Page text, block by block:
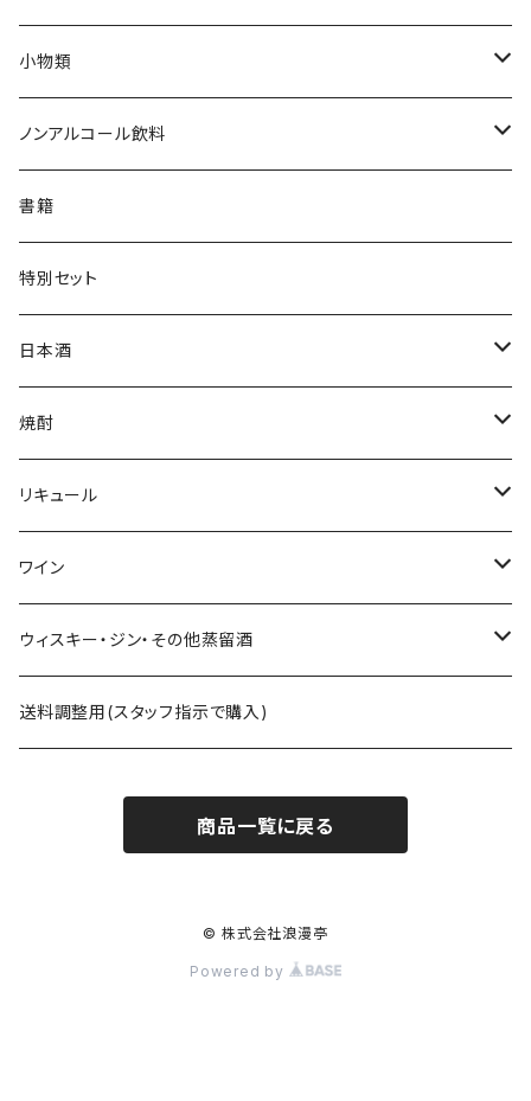
Tシャツ
ジャンパー
帽子・ニット帽
タオル・トートバッグ
小物類
枡
絵馬
キーホルダー
ミニゼッケン
ノンアルコール飲料
水
サイダー
甘酒
天然炭酸水
書籍
特別セット
日本酒
シェフヒロ×市野屋
浪漫亭企画商品
八戸酒造 陸奥八仙
六花酒造 杜來
米鶴酒造 米鶴
月の輪酒造 月の輪
焼酎
ｻｸﾗｵﾌﾞﾙﾜﾘｰ ダルマ焼酎
尾鈴山蒸留所 山ねこ 山猿 山翡翠 など
西酒造 宝山シリーズ 一粒の麦 など
黒木本店 中々 㐂六 など
四ツ谷酒造 兼八 など
リキュール
ｻｸﾗｵﾌﾞﾙﾜﾘ- 紫蘇ダルマ
九重雑賀 雑賀梅酒
城陽酒造 青谷の梅
株式会社市野屋 れもんリキュールなど
ワイン
勝沼醸造 アルガブランカシリーズ アルガーノシリーズ
オーパスワン
ウィスキー・ジン・その他蒸留酒
ｻｸﾗｵﾌﾞﾙﾜﾘｰｱﾝﾄﾞﾃﾞｨｽﾃｨﾗﾘｰ 桜尾など
松井酒造合名会社 松井ウィスキーなど
玉泉堂酒造 美濃養老ピークなど
送料調整用(スタッフ指示で購入)
商品一覧に戻る
© 株式会社浪漫亭
Powered by